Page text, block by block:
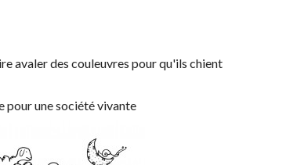
avaler des couleuvres pour qu'ils chient
pour une société vivante